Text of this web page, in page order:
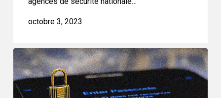
octobre 3, 2023
Soumission
de
l’ACLC
sur